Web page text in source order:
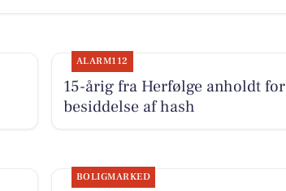
ALARM112
15-årig fra Herfølge anholdt for
besiddelse af hash
BOLIGMARKED